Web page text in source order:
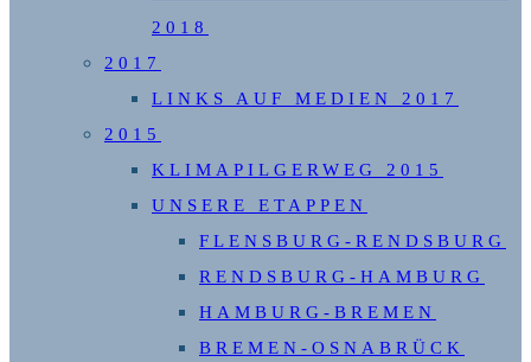
2018
2017
LINKS AUF MEDIEN 2017
2015
KLIMAPILGERWEG 2015
UNSERE ETAPPEN
FLENSBURG-RENDSBURG
RENDSBURG-HAMBURG
HAMBURG-BREMEN
BREMEN-OSNABRÜCK